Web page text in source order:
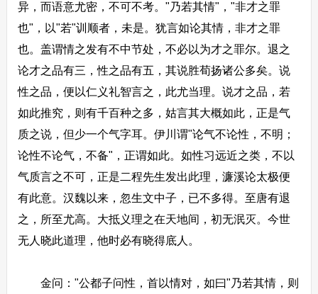
异，而语意尤密，不可不考。"乃若其情"，"非才之罪
也"，以"若"训顺者，未是。犹言如论其情，非才之罪
也。盖谓情之发有不中节处，不必以为才之罪尔。退之
论才之品有三，性之品有五，其说胜荀扬诸公多矣。说
性之品，便以仁义礼智言之，此尤当理。说才之品，若
如此推究，则有千百种之多，姑言其大概如此，正是气
质之说，但少一个气字耳。伊川谓"论气不论性，不明；
论性不论气，不备"，正谓如此。如性习远近之类，不以
气质言之不可，正是二程先生发出此理，濂溪论太极便
有此意。汉魏以来，忽生文中子，已不多得。至唐有退
之，所至尤高。大抵义理之在天地间，初无泯灭。今世
无人晓此道理，他时必有晓得底人。
金问："公都子问性，首以情对，如曰"乃若其情，则